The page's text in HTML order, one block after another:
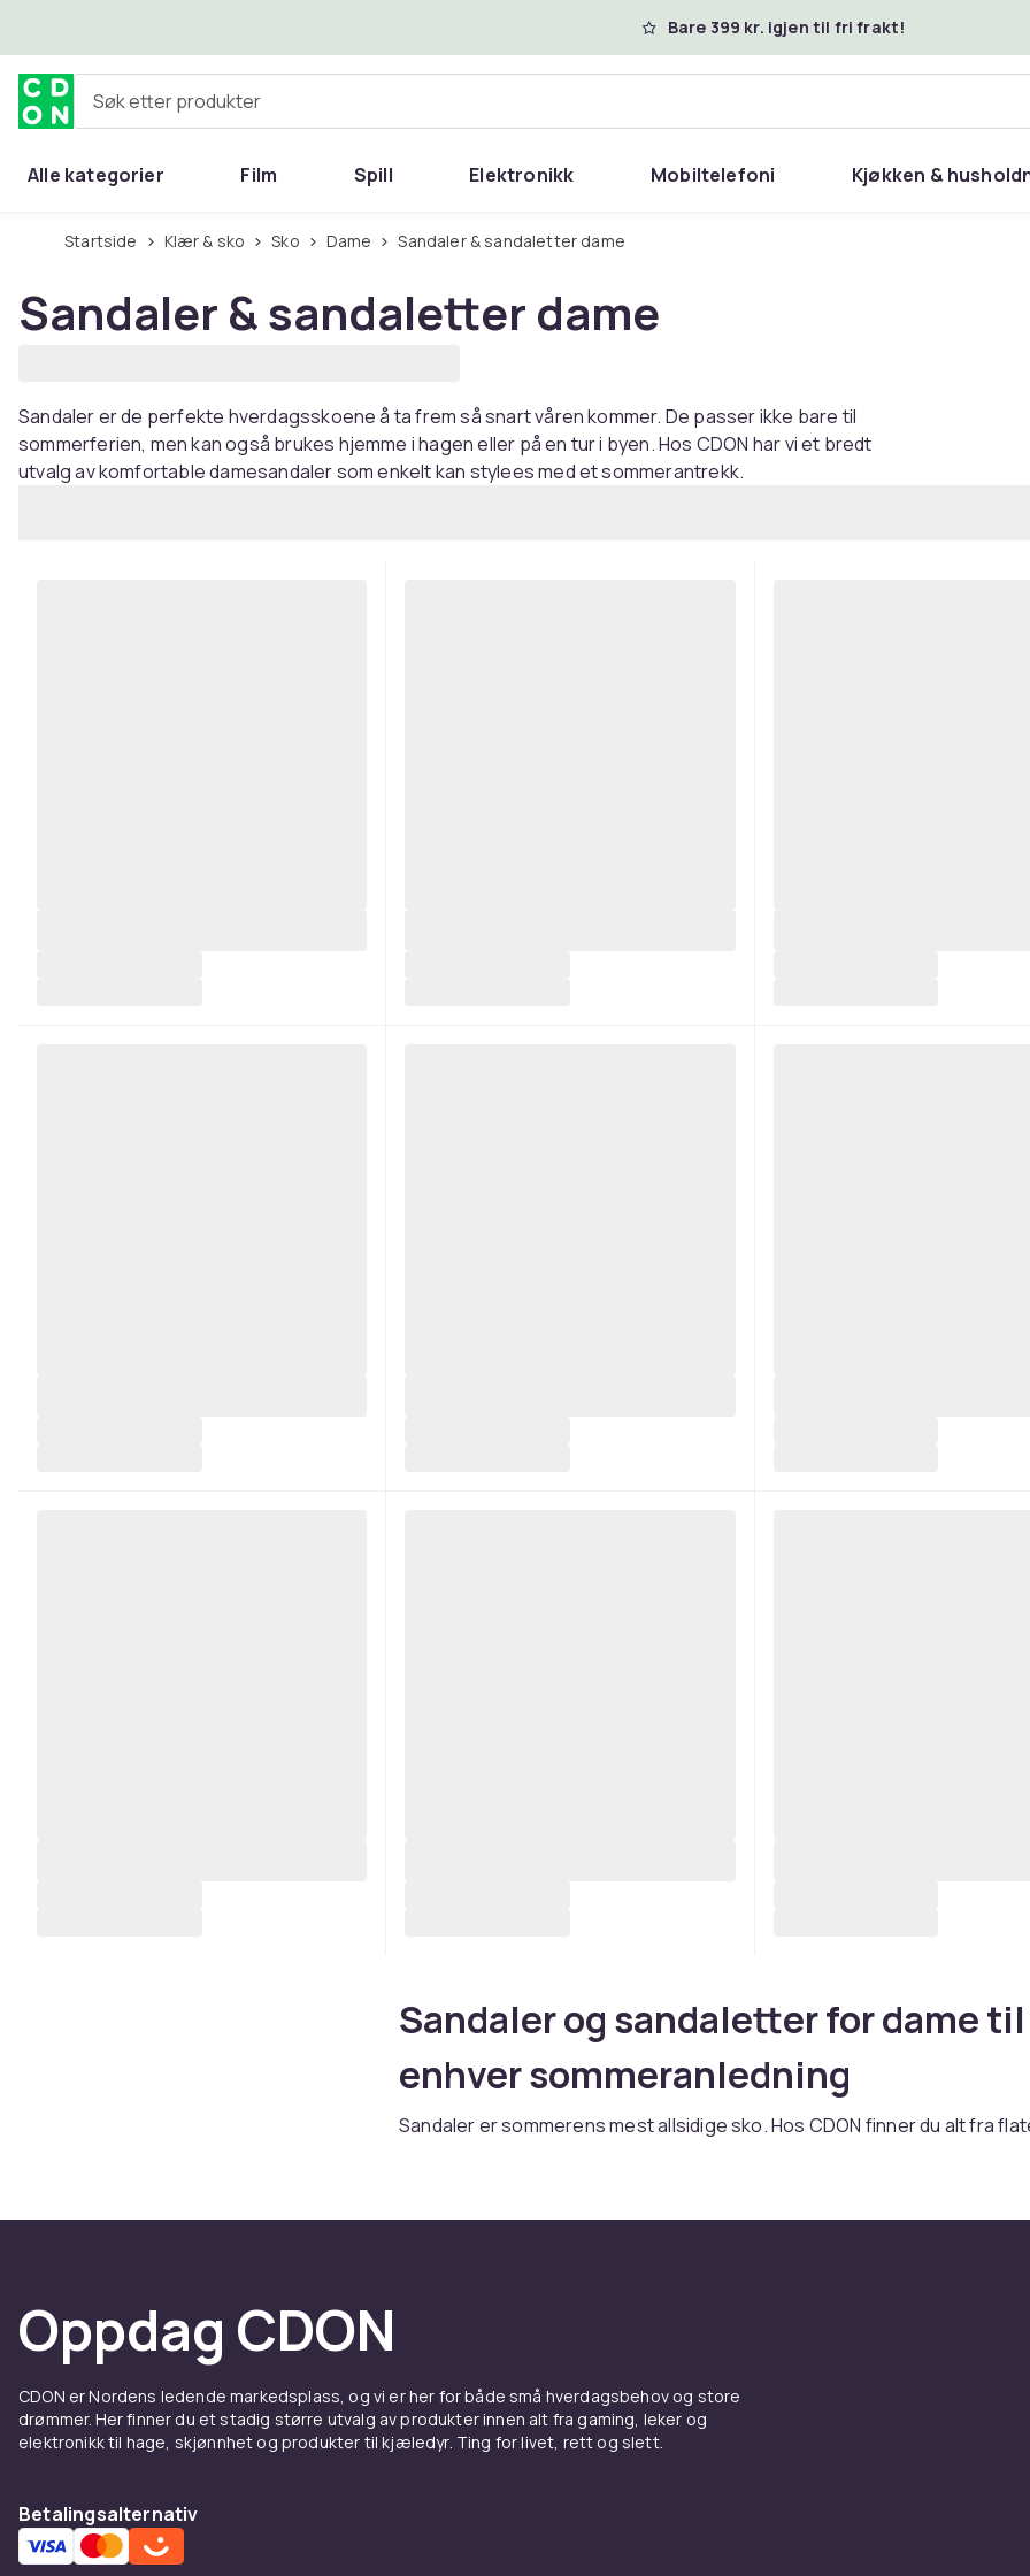
Bare 399 kr. igjen til fri frakt!
Søk etter produkter
Alle kategorier Film Spill Elektronikk Mobiltelefoni Kjøkken &
Startside Klær & sko Sko Dame Sandaler & sandaletter dame
Sandaler & sandaletter dame
Sandaler er de perfekte hverdagsskoene å ta frem så snart våren kommer. De passer ikke bare til
sommerferien, men kan også brukes hjemme i hagen eller på en tur i byen. Hos CDON har vi et bredt
utvalg av komfortable damesandaler som enkelt kan stylees med et sommerantrekk.
Sandaler og sandaletter for dame til
enhver sommeranledning
Sandaler er sommerens mest allsidige sko. Hos CDON finner du alt fra
Sandaletter med hæl til festlige
anledninger
Oppdag CDON
CDON er Nordens ledende markedsplass, og vi er her for både små hverdagsbehov og store
drømmer. Her finner du et stadig større utvalg av produkter innen alt fra gaming, leker og
elektronikk til hage, skjønnhet og produkter til kjæledyr. Ting for livet, rett og slett.
Betalingsalternativ